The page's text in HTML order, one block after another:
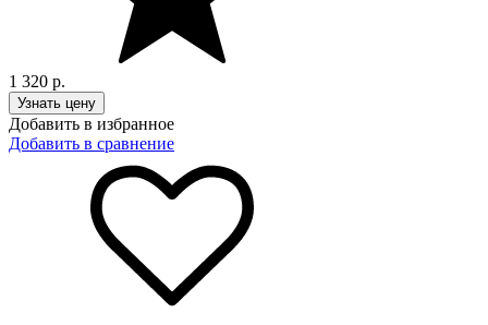
1 320 р.
Узнать цену
Добавить в избранное
Добавить в сравнение